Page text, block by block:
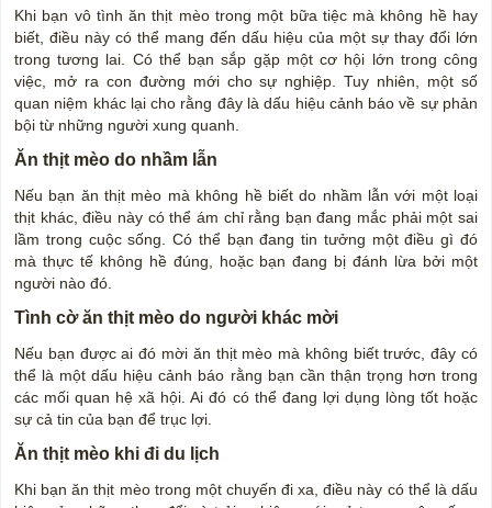
Khi bạn vô tình ăn thịt mèo trong một bữa tiệc mà không hề hay
biết, điều này có thể mang đến dấu hiệu của một sự thay đổi lớn
trong tương lai. Có thể bạn sắp gặp một cơ hội lớn trong công
việc, mở ra con đường mới cho sự nghiệp. Tuy nhiên, một số
quan niệm khác lại cho rằng đây là dấu hiệu cảnh báo về sự phản
bội từ những người xung quanh.
Ăn thịt mèo do nhầm lẫn
Nếu bạn ăn thịt mèo mà không hề biết do nhầm lẫn với một loại
thịt khác, điều này có thể ám chỉ rằng bạn đang mắc phải một sai
lầm trong cuộc sống. Có thể bạn đang tin tưởng một điều gì đó
mà thực tế không hề đúng, hoặc bạn đang bị đánh lừa bởi một
người nào đó.
Tình cờ ăn thịt mèo do người khác mời
Nếu bạn được ai đó mời ăn thịt mèo mà không biết trước, đây có
thể là một dấu hiệu cảnh báo rằng bạn cần thận trọng hơn trong
các mối quan hệ xã hội. Ai đó có thể đang lợi dụng lòng tốt hoặc
sự cả tin của bạn để trục lợi.
Ăn thịt mèo khi đi du lịch
Khi bạn ăn thịt mèo trong một chuyến đi xa, điều này có thể là dấu